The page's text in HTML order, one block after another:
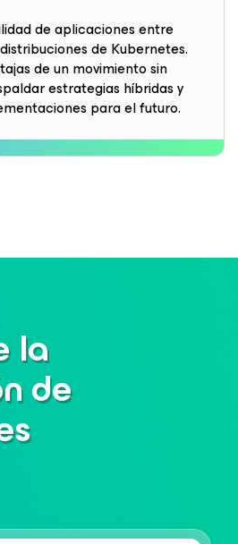
de aplicaciones entre
de Kubernetes.
de un movimiento sin
estrategias híbridas y
para el futuro.
la
de